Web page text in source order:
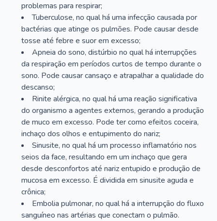
problemas para respirar;
Tuberculose, no qual há uma infecção causada por
bactérias que atinge os pulmões. Pode causar desde
tosse até febre e suor em excesso;
Apneia do sono, distúrbio no qual há interrupções
da respiração em períodos curtos de tempo durante o
sono. Pode causar cansaço e atrapalhar a qualidade do
descanso;
Rinite alérgica, no qual há uma reação significativa
do organismo a agentes externos, gerando a produção
de muco em excesso. Pode ter como efeitos coceira,
inchaço dos olhos e entupimento do nariz;
Sinusite, no qual há um processo inflamatório nos
seios da face, resultando em um inchaço que gera
desde desconfortos até nariz entupido e produção de
mucosa em excesso. É dividida em sinusite aguda e
crônica;
Embolia pulmonar, no qual há a interrupção do fluxo
sanguíneo nas artérias que conectam o pulmão.